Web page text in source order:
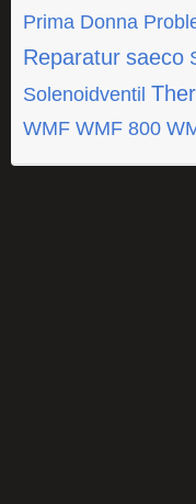
Prima Donna
Reparatur saeco
Solenoidventil
WMF WMF 800